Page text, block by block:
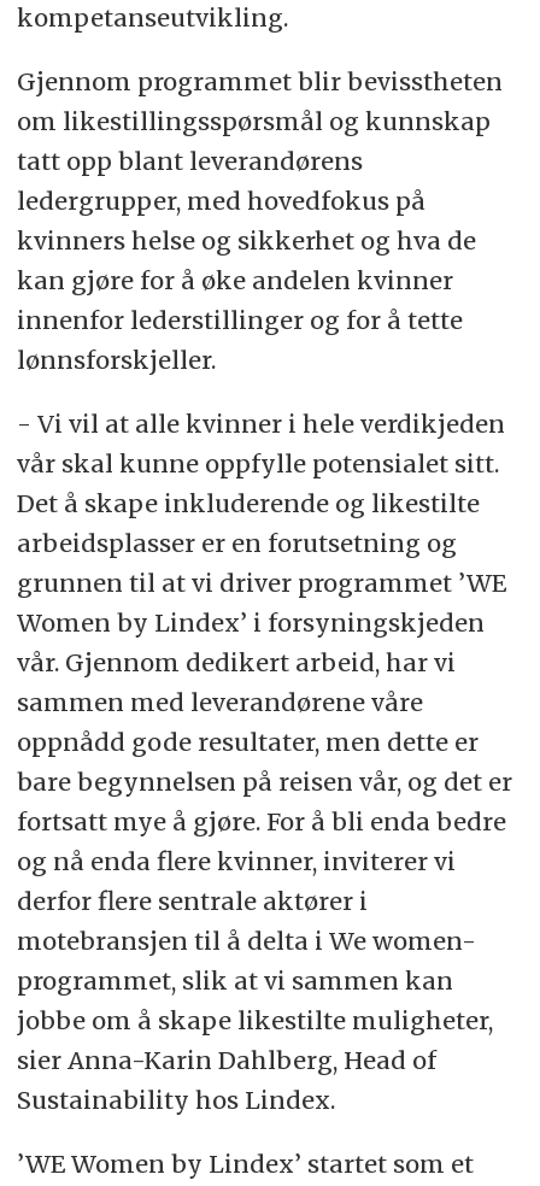
kompetanseutvikling.
Gjennom programmet blir bevisstheten
om likestillingsspørsmål og kunnskap
tatt opp blant leverandørens
ledergrupper, med hovedfokus på
kvinners helse og sikkerhet og hva de
kan gjøre for å øke andelen kvinner
innenfor lederstillinger og for å tette
lønnsforskjeller.
- Vi vil at alle kvinner i hele verdikjeden
vår skal kunne oppfylle potensialet sitt.
Det å skape inkluderende og likestilte
arbeidsplasser er en forutsetning og
grunnen til at vi driver programmet ’WE
Women by Lindex’ i forsyningskjeden
vår. Gjennom dedikert arbeid, har vi
sammen med leverandørene våre
oppnådd gode resultater, men dette er
bare begynnelsen på reisen vår, og det er
fortsatt mye å gjøre. For å bli enda bedre
og nå enda flere kvinner, inviterer vi
derfor flere sentrale aktører i
motebransjen til å delta i We women-
programmet, slik at vi sammen kan
jobbe om å skape likestilte muligheter,
sier Anna-Karin Dahlberg, Head of
Sustainability hos Lindex.
’WE Women by Lindex’ startet som et